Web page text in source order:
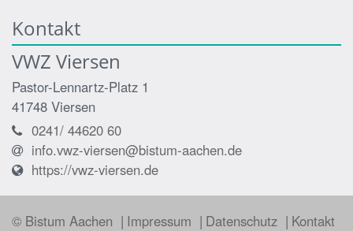
Kontakt
VWZ Viersen
Pastor-Lennartz-Platz 1
41748 Viersen
0241/ 44620 60
info.vwz-viersen@bistum-aachen.de
https://vwz-viersen.de
© Bistum Aachen Impressum Datenschutz Kontakt